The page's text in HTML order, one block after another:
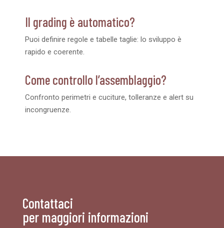
Il grading è automatico?
Puoi definire regole e tabelle taglie: lo sviluppo è
rapido e coerente.
Come controllo l’assemblaggio?
Confronto perimetri e cuciture, tolleranze e alert su
incongruenze.
Contattaci
per maggiori informazioni